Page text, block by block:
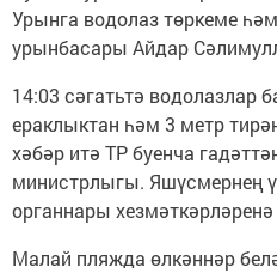
Урынга водолаз төркеме
урынбасары Айдар
14:03 сәгатьтә водолазлар
ераклыктан һәм 3 метр
хәбәр итә ТР буенча
министрлыгы. Яшүсмернең
органнары
Малай пляжда өлкәннәр